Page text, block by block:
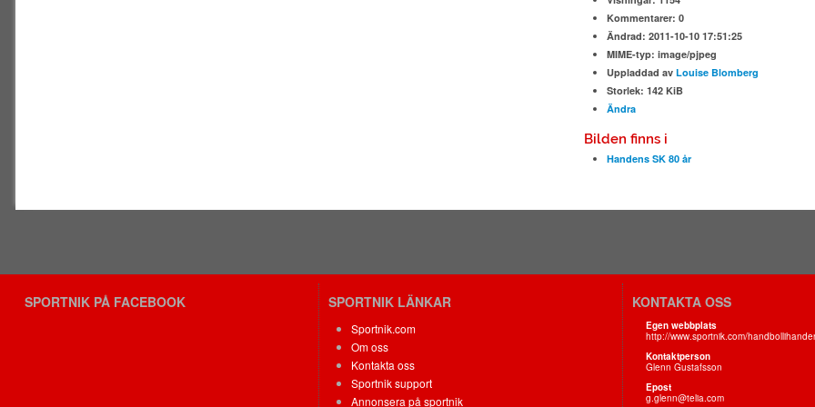
Kommentarer: 0
Ändrad: 2011-10-10 17:51:25
MIME-typ: image/pjpeg
Uppladdad av Louise Blomberg
Storlek: 142 KiB
Ändra
Bilden finns i
Handens SK 80 år
SPORTNIK PÅ FACEBOOK SPORTNIK LÄNKAR
Sportnik.com
Om oss
Kontakta oss
Sportnik support
Annonsera på sportnik
KONTAKTA OSS
Egen webbplats
http://www.sportnik.com/
Kontaktperson
Glenn Gustafsson
Epost
g.glenn@telia.com